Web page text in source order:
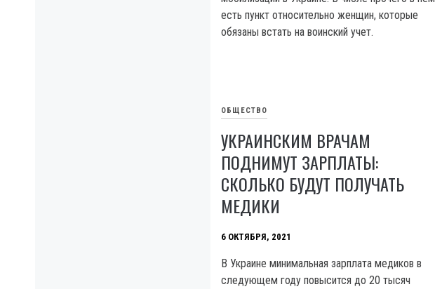
есть пункт относительно женщин, которые
обязаны встать на воинский учет.
ОБЩЕСТВО
УКРАИНСКИМ ВРАЧАМ
ПОДНИМУТ ЗАРПЛАТЫ:
СКОЛЬКО БУДУТ ПОЛУЧАТЬ
МЕДИКИ
6 ОКТЯБРЯ, 2021
В Украине минимальная зарплата медиков в
следующем году повысится до 20 тысяч